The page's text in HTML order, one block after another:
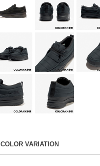
COLOR VARIATION